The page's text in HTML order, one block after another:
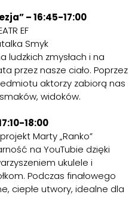
– 16:45-17:00
EF
Smyk
ludzkich zmysłach i na
przez nasze ciało. Poprzez
aktorzy zabiorą nas
widoków.
18:00
Marty „Ranko”
na YouTubie dzięki
ukulele i
Podczas finałowego
ciepłe utwory, idealne dla